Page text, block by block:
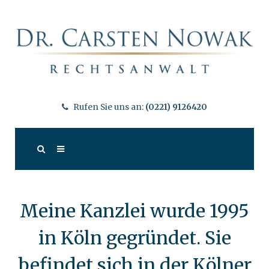
Rufen Sie uns an: (0221) 9126420
Meine Kanzlei wurde 1995
in Köln gegründet. Sie